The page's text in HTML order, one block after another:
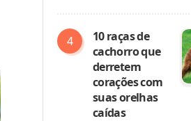
10 raças de
cachorro que
derretem
corações com
suas orelhas
caídas